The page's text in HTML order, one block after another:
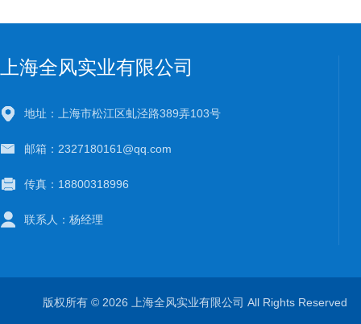
上海全风实业有限公司
地址：上海市松江区虬泾路389弄103号
邮箱：2327180161@qq.com
传真：18800318996
联系人：杨经理
版权所有 © 2026 上海全风实业有限公司 All Rights